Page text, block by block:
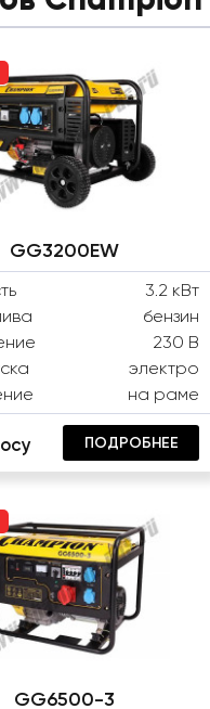
GG3200EW
3.2 кВт
бензин
230 В
электро
на раме
ПОДРОБНЕЕ
GG6500-3